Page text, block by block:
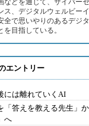
などを通じて、サイバー
ス、デジタルウェルビー
全で思いやりのあるデジ
を目指している。
エントリー
には離れていくAI
「答えを教える先生」
へ